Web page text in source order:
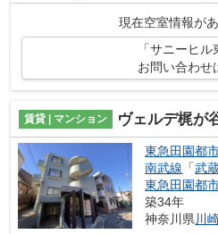
の物件で、アクセス良好です。物件を...
現在空室情報があ
「サニーヒ
お問い合わせ
賃貸 | マンション ヴェルデ梶が
東急田園都
南武線 「武
東急田園都
築34年
神奈川県 川